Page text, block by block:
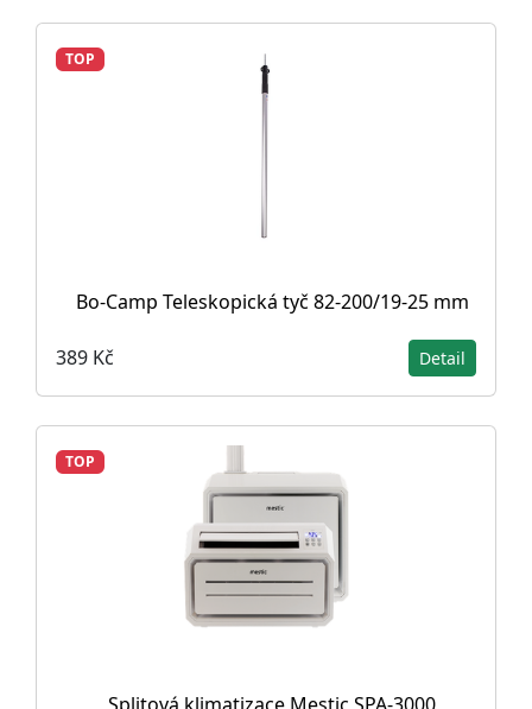
TOP
Bo-Camp Teleskopická tyč 82-200/19-25 mm
389 Kč Detail
TOP